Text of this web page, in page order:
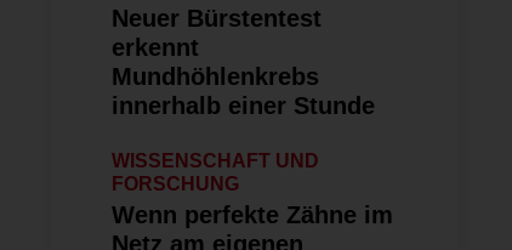
Neuer Bürstentest
erkennt
Mundhöhlenkrebs
innerhalb einer Stunde
WISSENSCHAFT UND
FORSCHUNG
Wenn perfekte Zähne im
Netz am eigenen